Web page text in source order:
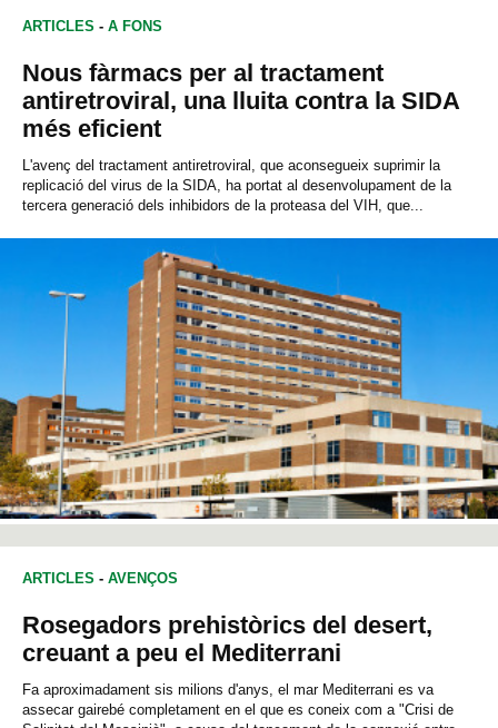
ARTICLES - A FONS
Nous fàrmacs per al tractament
antiretroviral, una lluita contra la SIDA
més eficient
L'avenç del tractament antiretroviral, que aconsegueix suprimir la
replicació del virus de la SIDA, ha portat al desenvolupament de la
tercera generació dels inhibidors de la proteasa del VIH, que...
ARTICLES - AVENÇOS
Rosegadors prehistòrics del desert,
creuant a peu el Mediterrani
Fa aproximadament sis milions d'anys, el mar Mediterrani es va
assecar gairebé completament en el que es coneix com a "Crisi de